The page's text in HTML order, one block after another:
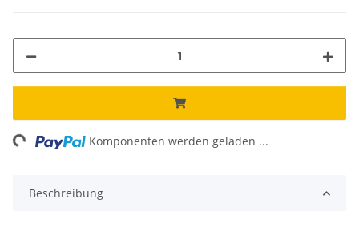
Komponenten werden geladen ...
Beschreibung